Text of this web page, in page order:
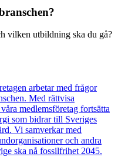
vilken utbildning ska du gå?
arbetar med frågor
Med rättvisa
medlemsföretag fortsätta
som bidrar till Sveriges
Vi samverkar med
och andra
ska nå fossilfrihet 2045.